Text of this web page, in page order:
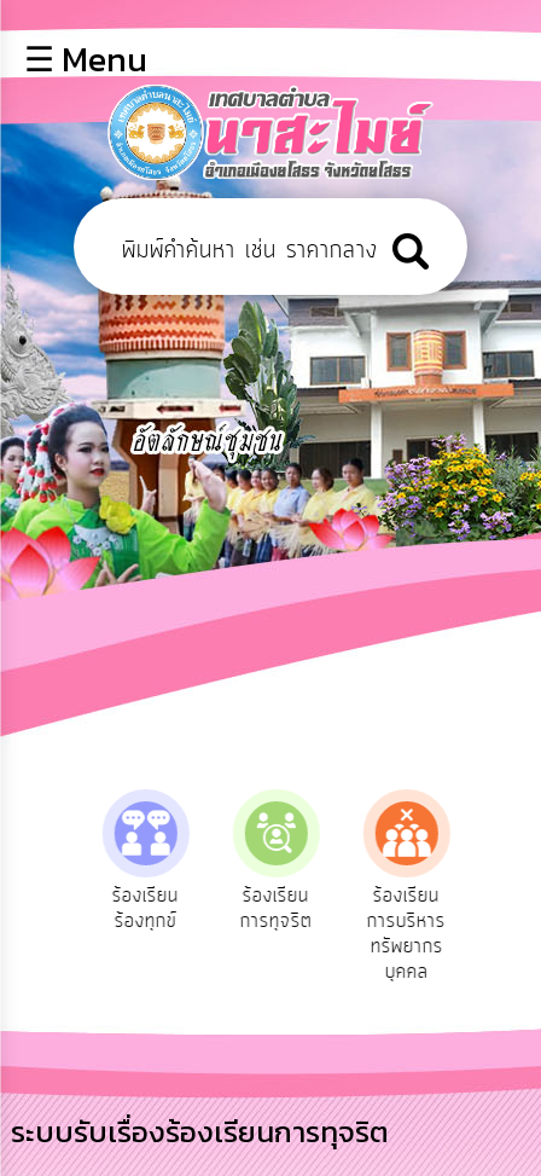
หลัก
ข้อมูล
ฐาน
บุคลากร
ข่าว
ประชาสัมพันธ์
การ
เปิด
เผย
ข้อมูล
สาธารณะ
OIT
การ
ปฏิสัมพันธ์
ความ
ยุทธศาสตร์/
ทรัพยากร
การ
บริหาร
งาน
☰ Menu
ร้องเรียน
ร้องทุกข์
ร้องเรียน
การทุจริต
ร้องเรียน
การบริหาร
ทรัพยากร
บุคคล
ระบบรับเรื่องร้องเรียนการทุจริต